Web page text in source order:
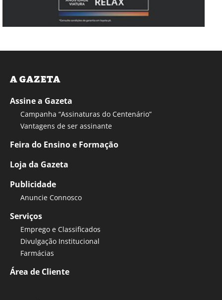
A GAZETA
Assine a Gazeta
Campanha “Assinaturas do Centenário”
Vantagens de ser assinante
Feira do Ensino e Formação
Loja da Gazeta
Publicidade
Anuncie Connosco
Serviços
Emprego e Classificados
Divulgação Institucional
Farmácias
Área de Cliente